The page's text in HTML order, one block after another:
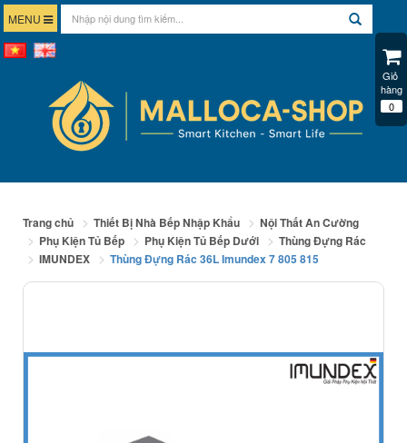
MENU
Trang chủ Thiết Bị Nhà Bếp Nhập Khẩu
Nội Thất An Cường
Phụ Kiện Tủ Bếp
Phụ Kiện Tủ Bếp Dưới
Thùng Đựng Rác
IMUNDEX
Thùng Đựng Rác 36L Imundex 7 805 815
Giỏ
hàng
0